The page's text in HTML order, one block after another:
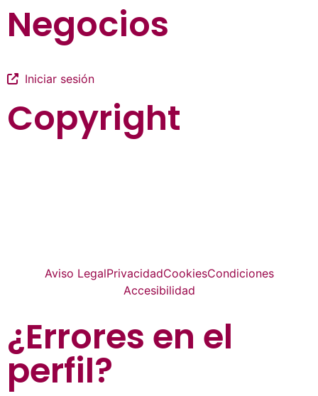
Negocios
Iniciar sesión
Copyright
Aviso LegalPrivacidadCookiesCondiciones
Accesibilidad
¿Errores en el
perfil?